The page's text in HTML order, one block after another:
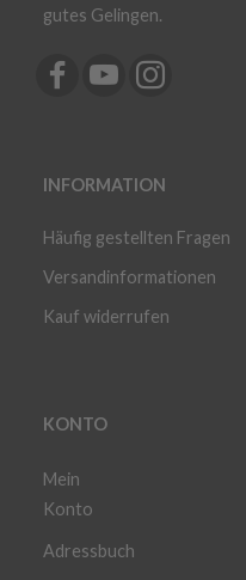
gutes Gelingen.
INFORMATION
Häufig gestellten Fragen
Versandinformationen
Kauf widerrufen
KONTO
Mein
Konto
Adressbuch